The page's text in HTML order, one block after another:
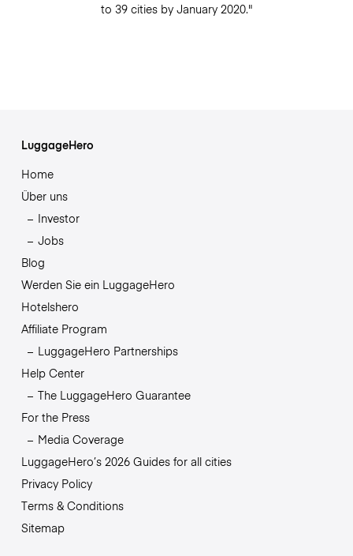
to 39 cities by January 2020."
LuggageHero
Home
Über uns
Investor
Jobs
Blog
Werden Sie ein LuggageHero
Hotelshero
Affiliate Program
LuggageHero Partnerships
Help Center
The LuggageHero Guarantee
For the Press
Media Coverage
LuggageHero’s 2026 Guides for all cities
Privacy Policy
Terms & Conditions
Sitemap